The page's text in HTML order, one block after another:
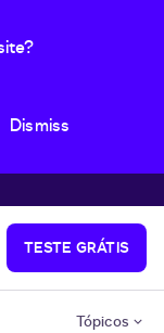
Dismiss
TESTE GRÁTIS
Tópicos